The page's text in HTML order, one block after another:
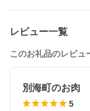
夕食や、お肉が食べ
◆ーーーーーーーー
家族で楽しめる800g
家族で楽しめる
さらに400gの小分
レビュー一覧
このお礼品のレビュ
別海町のお肉
5